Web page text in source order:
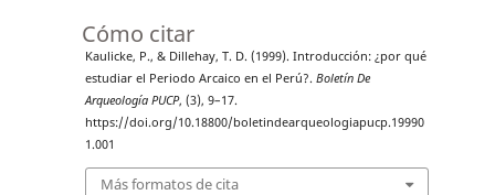
Cómo citar
Kaulicke, P., & Dillehay, T. D. (1999). Introducción: ¿por qué
estudiar el Periodo Arcaico en el Perú?. Boletín De
Arqueología PUCP, (3), 9–17.
https://doi.org/10.18800/boletindearqueologiapucp.19990
1.001
Más formatos de cita